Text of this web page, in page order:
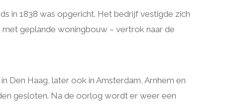
in 1838 was opgericht. Het bedrijf vestigde zich
geplande woningbouw – vertrok naar de
Den Haag, later ook in Amsterdam, Arnhem en
gesloten. Na de oorlog wordt er weer een